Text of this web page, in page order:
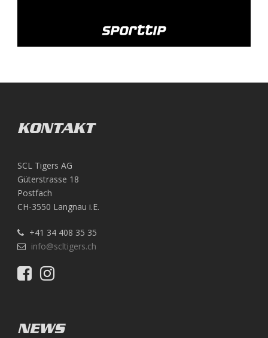
KONTAKT
SCL Tigers AG
Güterstrasse 18
Postfach
CH-3550 Langnau i.E.
+41 34 408 35 35
info@scltigers.ch
NEWS